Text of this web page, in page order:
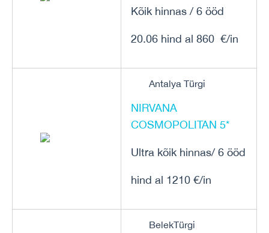
Kõik hinnas / 6 ööd
20.06 hind al 860 €/in
Antalya Türgi
NIRVANA
COSMOPOLITAN 5*
Ultra kõik hinnas/ 6 ööd
hind al 1210 €/in
BelekTürgi